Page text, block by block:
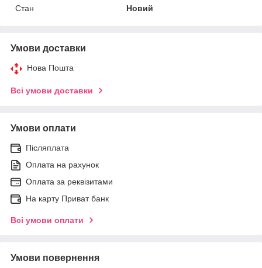
Стан
Новий
Умови доставки
Нова Пошта
Всі умови доставки
Умови оплати
Післяплата
Оплата на рахунок
Оплата за реквізитами
На карту Приват банк
Всі умови оплати
Умови повернення